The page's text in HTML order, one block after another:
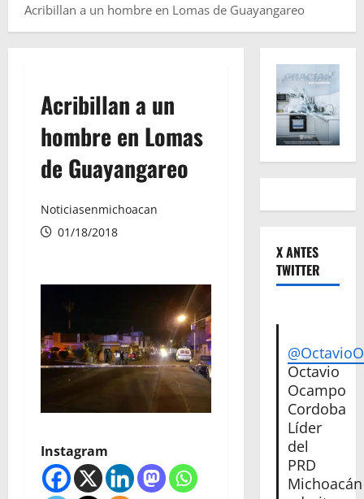
Acribillan a un hombre en Lomas de Guayangareo
Acribillan a un
hombre en Lomas
de Guayangareo
Noticiasenmichoacan
01/18/2018
Instagram
X ANTES
TWITTER
Octavio
Ocampo
Cordoba
Líder
del
PRD
Michoacán